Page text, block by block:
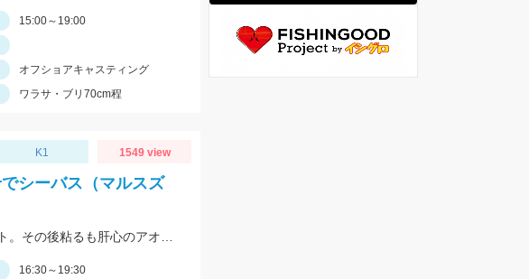
15:00～19:00
オフショアキャスティング
ワラサ・ブリ70cm程
K1 1549 view
シーバス（マルスズ
16:30～19:30